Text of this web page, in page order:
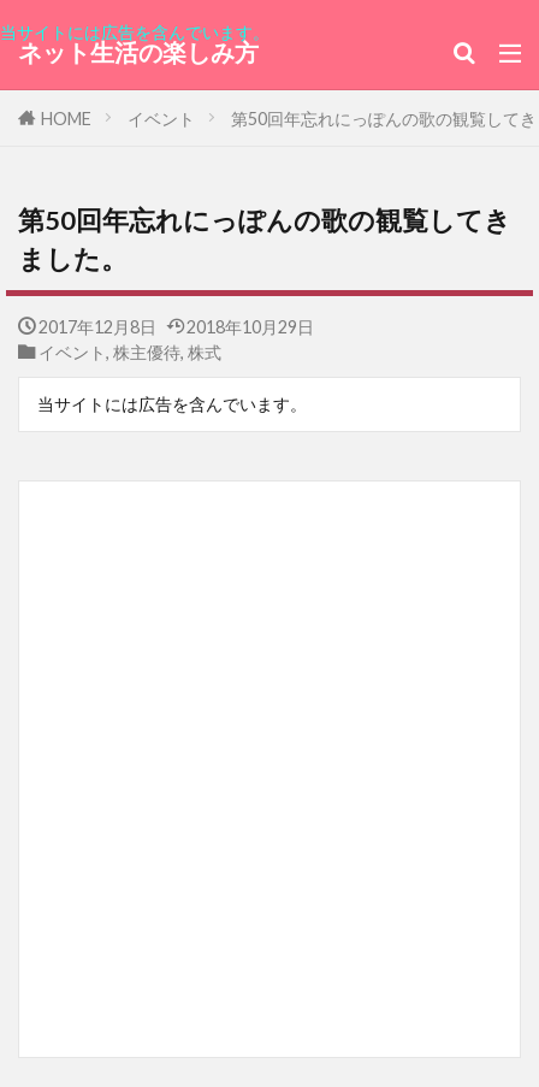
当サイトには広告を含んでいます。
ネット生活の楽しみ方
HOME イベント 第50回年忘れにっぽんの歌の観覧して
第50回年忘れにっぽんの歌の観覧してき
ました。
2017年12月8日
2018年10月29日
イベント, 株主優待, 株式
当サイトには広告を含んでいます。